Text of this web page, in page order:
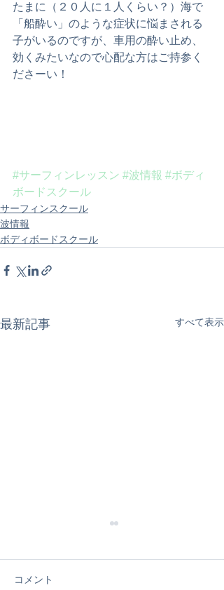
たまに（２０人に１人くらい？）海で
「船酔い」のような症状に悩まされる
子がいるのですが、車用の酔い止め、
効くみたいなので心配な方はご持参く
ださーい！
#サーフィンレッスン #波情報 #ボディ
ボードスクール
サーフィンスクール
波情報
ボディボードスクール
最新記事 すべて表示
コメント